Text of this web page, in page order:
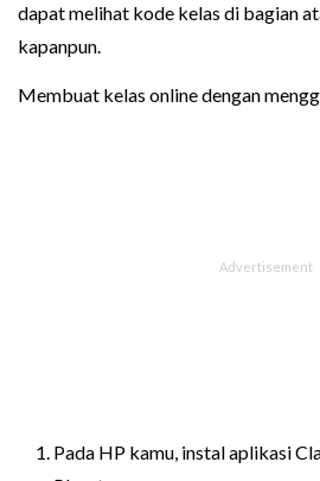
dapat melihat kode kelas di bagian
kapanpun.
Membuat kelas online dengan
Pada HP kamu, instal aplikasi